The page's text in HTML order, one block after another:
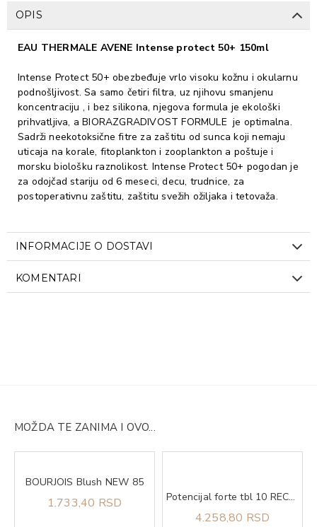
OPIS
EAU THERMALE AVENE Intense protect 50+ 150ml
Intense Protect 50+ obezbeđuje vrlo visoku kožnu i okularnu
podnošljivost. Sa samo četiri filtra, uz njihovu smanjenu
koncentraciju , i bez silikona, njegova formula je ekološki
prihvatljiva, a BIORAZGRADIVOST FORMULE je optimalna.
Sadrži neekotoksične fitre za zaštitu od sunca koji nemaju
uticaja na korale, fitoplankton i zooplankton a poštuje i
morsku biološku raznolikost. Intense Protect 50+ pogodan je
za odojčad stariju od 6 meseci, decu, trudnice, za
postoperativnu zaštitu, zaštitu svežih ožiljaka i tetovaža.
INFORMACIJE O DOSTAVI
KOMENTARI
MOŽDA TE ZANIMA I OVO...
BOURJOIS Blush NEW 85
1.733,40 RSD Potencijal forte tbl 10 RECYS MEDICAL
4.258,80 RSD